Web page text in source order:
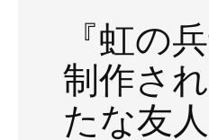
『虹の
制作さ
たな友